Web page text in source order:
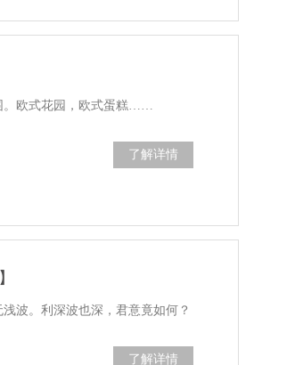
。欧式花园，欧式蛋糕……
了解详情
波。利深波也深，君意竟如何？
了解详情